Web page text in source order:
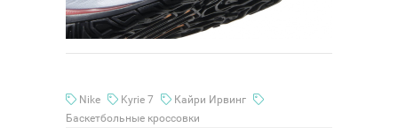
Nike Kyrie 7
Кайри Ирвинг
Баскетбольные кроссовки